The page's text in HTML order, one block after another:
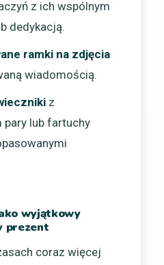
z ich wspólnym
dedykacją.
ramki na zdjęcia
wiadomością.
z
pary lub fartuchy
wyjątkowy
prezent
coraz więcej